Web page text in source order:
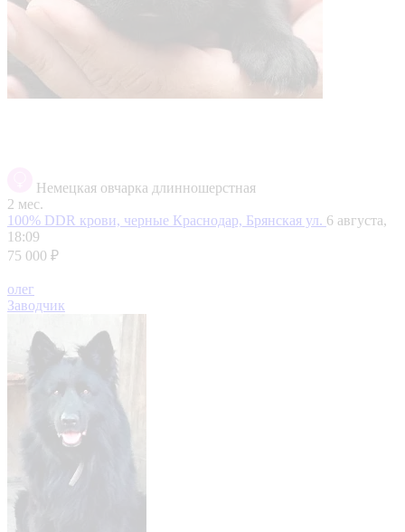
Немецкая овчарка длинношерстная
2 мес.
100% DDR крови, черные Краснодар, Брянская ул. 6 августа,
18:09
75 000 ₽
олег
Заводчик